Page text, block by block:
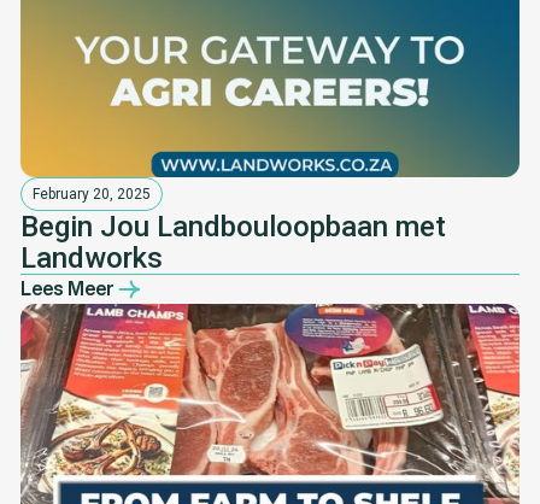
February 20, 2025
Begin Jou Landbouloopbaan met
Landworks
Lees Meer